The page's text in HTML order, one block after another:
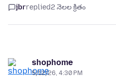
jbrreplied2 నెలల క్రితం
shophome
5/12/26, 4:30 PM